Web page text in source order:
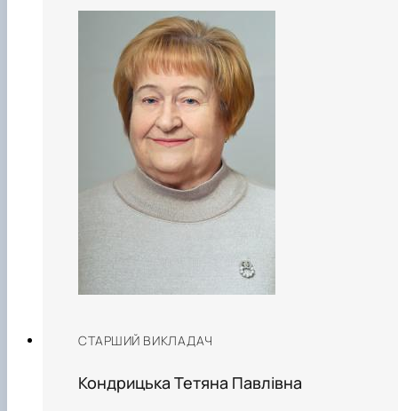
СТАРШИЙ ВИКЛАДАЧ
Кондрицька Тетяна Павлівна